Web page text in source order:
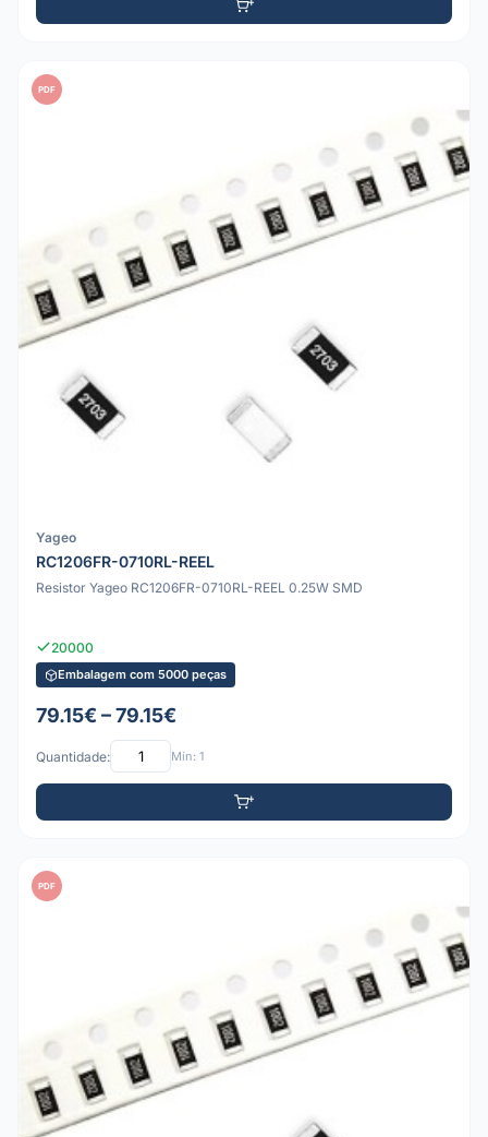
PDF
Yageo
RC1206FR-0710RL-REEL
Resistor Yageo RC1206FR-0710RL-REEL 0.25W SMD
20000
Embalagem com 5000 peças
79.15€ – 79.15€
Quantidade: Mín: 1
PDF